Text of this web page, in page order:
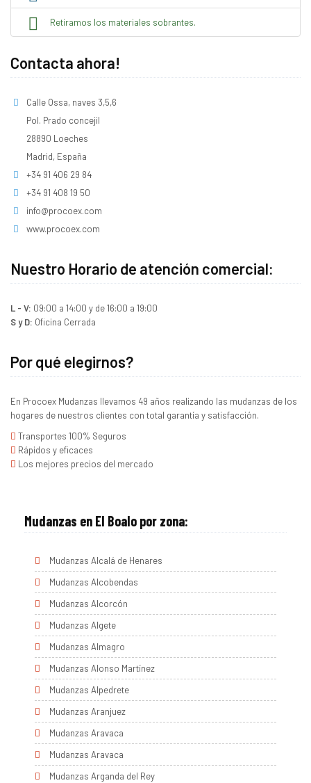
Retiramos los materiales sobrantes.
Contacta ahora!
Calle Ossa, naves 3,5,6
Pol. Prado concejil
28890 Loeches
Madrid, España
+34 91 406 29 84
+34 91 408 19 50
info@procoex.com
www.procoex.com
Nuestro Horario de atención comercial:
L - V: 09:00 a 14:00 y de 16:00 a 19:00
S y D: Oficina Cerrada
Por qué elegirnos?
En Procoex Mudanzas llevamos 49 años realizando las mudanzas de los
hogares de nuestros clientes con total garantía y satisfacción.
Transportes 100% Seguros
Rápidos y eficaces
Los mejores precios del mercado
Mudanzas en El Boalo por zona:
Mudanzas Alcalá de Henares
Mudanzas Alcobendas
Mudanzas Alcorcón
Mudanzas Algete
Mudanzas Almagro
Mudanzas Alonso Martínez
Mudanzas Alpedrete
Mudanzas Aranjuez
Mudanzas Aravaca
Mudanzas Aravaca
Mudanzas Arganda del Rey